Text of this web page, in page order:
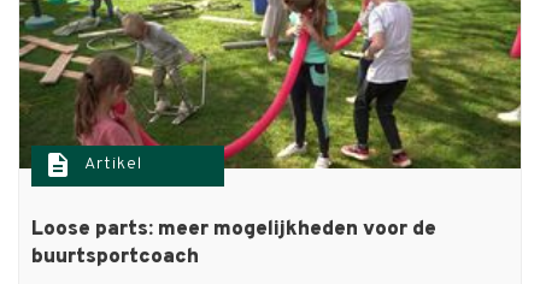
description Artikel
Loose parts: meer mogelijkheden voor de
buurtsportcoach